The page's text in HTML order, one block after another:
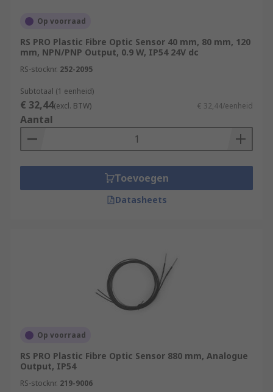
Op voorraad
RS PRO Plastic Fibre Optic Sensor 40 mm, 80 mm, 120
mm, NPN/PNP Output, 0.9 W, IP54 24V dc
RS-stocknr. 252-2095
Subtotaal (1 eenheid)
€ 32,44(excl. BTW) € 32,44/eenheid
Aantal
Toevoegen
Datasheets
Op voorraad
RS PRO Plastic Fibre Optic Sensor 880 mm, Analogue
Output, IP54
RS-stocknr. 219-9006